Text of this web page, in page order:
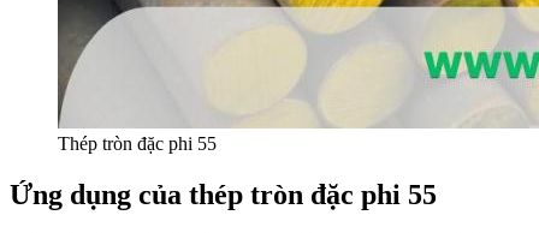
Thép tròn đặc phi 55
Ứng dụng của thép tròn đặc phi 55